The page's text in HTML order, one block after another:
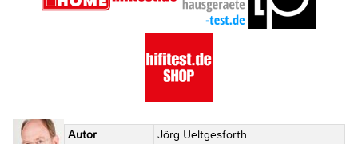
Autor
Jörg Ueltgesforth